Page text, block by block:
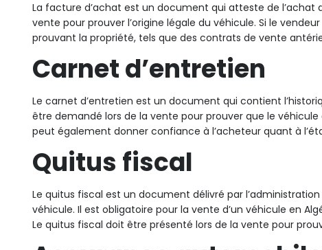
La facture d’achat est un document qui atteste de l’achat
vente pour prouver l’origine légale du véhicule. Si le
prouvant la propriété, tels que des contrats de vente
Carnet d’entretien
Le carnet d’entretien est un document qui contient
être demandé lors de la vente pour prouver que le
peut également donner confiance à l’acheteur quant à
Quitus fiscal
Le quitus fiscal est un document délivré par
véhicule. Il est obligatoire pour la vente d’un véhicule en
Le quitus fiscal doit être présenté lors de la vente pour